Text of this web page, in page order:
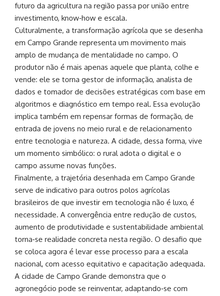
futuro da agricultura na região passa por união entre
investimento, know‑how e escala.
Culturalmente, a transformação agrícola que se desenha
em Campo Grande representa um movimento mais
amplo de mudança de mentalidade no campo. O
produtor não é mais apenas aquele que planta, colhe e
vende: ele se torna gestor de informação, analista de
dados e tomador de decisões estratégicas com base em
algoritmos e diagnóstico em tempo real. Essa evolução
implica também em repensar formas de formação, de
entrada de jovens no meio rural e de relacionamento
entre tecnologia e natureza. A cidade, dessa forma, vive
um momento simbólico: o rural adota o digital e o
campo assume novas funções.
Finalmente, a trajetória desenhada em Campo Grande
serve de indicativo para outros polos agrícolas
brasileiros de que investir em tecnologia não é luxo, é
necessidade. A convergência entre redução de custos,
aumento de produtividade e sustentabilidade ambiental
torna‑se realidade concreta nesta região. O desafio que
se coloca agora é levar esse processo para a escala
nacional, com acesso equitativo e capacitação adequada.
A cidade de Campo Grande demonstra que o
agronegócio pode se reinventar, adaptando‑se com